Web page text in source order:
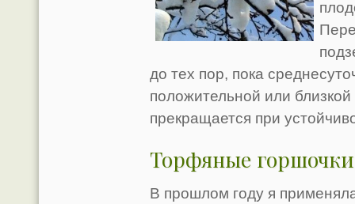
до тех пор, пока
положительной или
прекращается при
Торфяные
В прошлом году я